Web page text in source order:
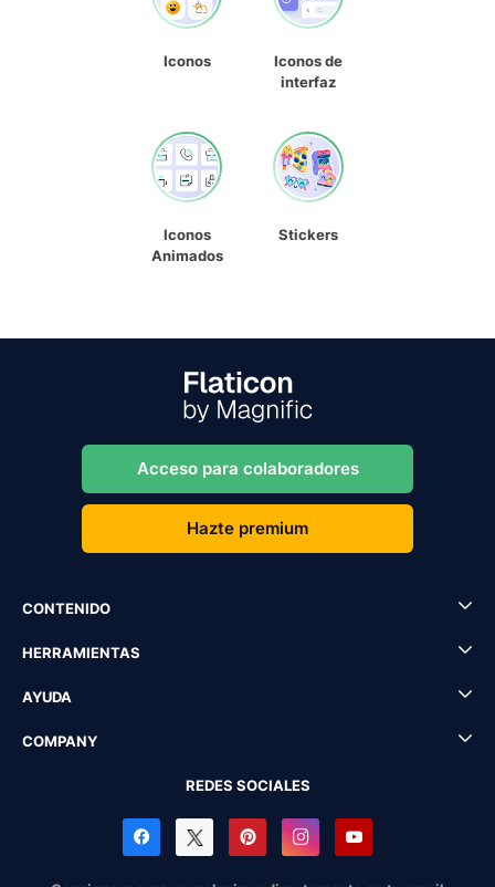
Iconos
Iconos de
interfaz
Iconos
Animados
Stickers
Acceso para colaboradores
Hazte premium
CONTENIDO
HERRAMIENTAS
AYUDA
COMPANY
REDES SOCIALES